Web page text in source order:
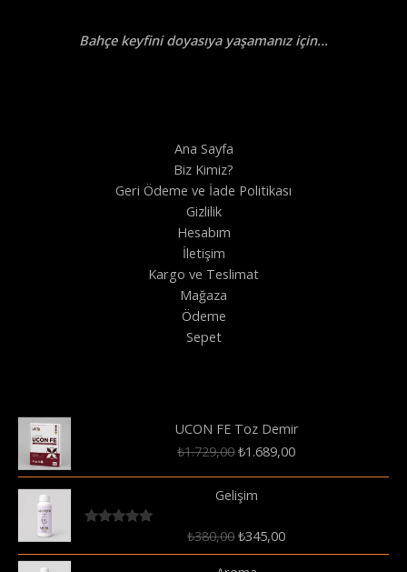
Bahçe keyfini doyasıya yaşamanız için...
Ana Sayfa
Biz Kimiz?
Geri Ödeme ve İade Politikası
Gizlilik
Hesabım
İletişim
Kargo ve Teslimat
Mağaza
Ödeme
Sepet
UCON FE Toz Demir
₺1.729,00Orijinal
₺1.729,00.
₺1.689,00Şu
Gelişim
₺380,00Orijinal
fiyat:
₺345,00Şu
andaki